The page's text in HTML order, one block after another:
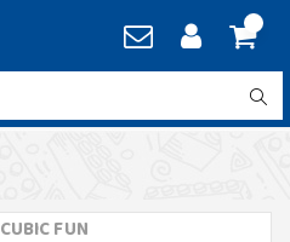
CUBIC FUN